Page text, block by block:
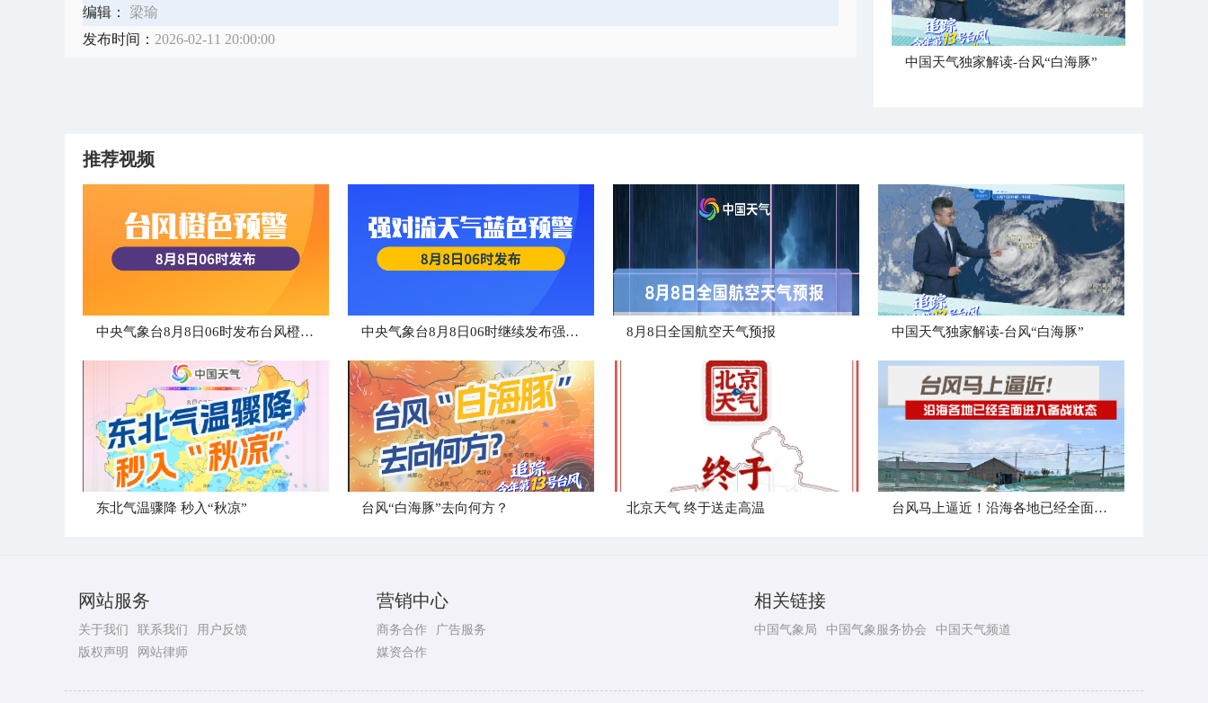
编辑：
梁瑜
发布时间： 2026-02-11 20:00:00
中国天气独家解读-台风“白海豚”
推荐视频
中央气象台8月8日06时发布台风橙色预警 中央气象台8月8日06时继续发布强对流天气蓝色预警 8月8日全国航空天气预报 中国天气独家解读-台风“白海豚”
东北气温骤降 秒入“秋凉” 台风“白海豚”去向何方？ 北京天气 终于送走高温 台风马上逼近！沿海各地已经全面进入备战状态
网站服务
关于我们 联系我们
用户反馈
版权声明
网站律师
营销中心
商务合作
广告服务
媒资合作
相关链接
中国气象局 中国气象服务协会 中国天气频道